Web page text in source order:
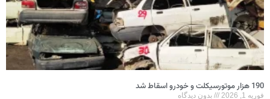
190 هزار موتورسیکلت و خودرو اسقاط شد
فوریه 1, 2026 بدون دیدگاه